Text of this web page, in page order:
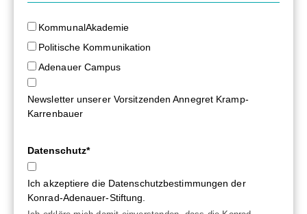
KommunalAkademie
Politische Kommunikation
Adenauer Campus
Newsletter unserer Vorsitzenden Annegret Kramp-
Karrenbauer
Datenschutz*
Ich akzeptiere die Datenschutzbestimmungen der
Konrad-Adenauer-Stiftung.